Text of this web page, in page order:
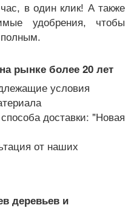
в один клик! А также
удобрения, чтобы
рынке более 20 лет
условия
доставки: "Новая
от наших
деревьев и